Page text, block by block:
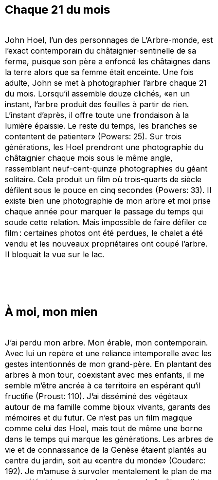
Chaque 21 du mois
John Hoel, l’un des personnages de L’Arbre-monde, est
l’exact contemporain du châtaignier-sentinelle de sa
ferme, puisque son père a enfoncé les châtaignes dans
la terre alors que sa femme était enceinte. Une fois
adulte, John se met à photographier l’arbre chaque 21
du mois. Lorsqu’il assemble douze clichés, «en un
instant, l’arbre produit des feuilles à partir de rien.
L’instant d’après, il offre toute une frondaison à la
lumière épaissie. Le reste du temps, les branches se
contentent de patienter» (Powers: 25). Sur trois
générations, les Hoel prendront une photographie du
châtaignier chaque mois sous le même angle,
rassemblant neuf-cent-quinze photographies du géant
solitaire. Cela produit un film où trois-quarts de siècle
défilent sous le pouce en cinq secondes (Powers: 33). Il
existe bien une photographie de mon arbre et moi prise
chaque année pour marquer le passage du temps qui
soude cette relation. Mais impossible de faire défiler ce
film : certaines photos ont été perdues, le chalet a été
vendu et les nouveaux propriétaires ont coupé l’arbre.
Il bloquait la vue sur le lac.
À moi, mon mien
J’ai perdu mon arbre. Mon érable, mon contemporain.
Avec lui un repère et une reliance intemporelle avec les
gestes intentionnés de mon grand-père. En plantant des
arbres à mon tour, coexistant avec mes enfants, il me
semble m’être ancrée à ce territoire en espérant qu’il
fructifie (Proust: 110). J’ai disséminé des végétaux
autour de ma famille comme bijoux vivants, garants des
mémoires et du futur. Ce n’est pas un film magique
comme celui des Hoel, mais tout de même une borne
dans le temps qui marque les générations. Les arbres de
vie et de connaissance de la Genèse étaient plantés au
centre du jardin, soit au «centre du monde» (Couderc:
192). Je m’amuse à survoler mentalement le plan de ma